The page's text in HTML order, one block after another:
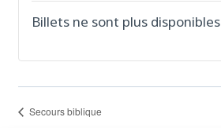
Billets ne sont plus disponibles
Secours biblique